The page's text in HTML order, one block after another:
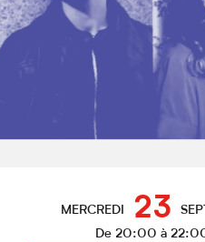
Ouverture et
MERCREDI 23
De 20:00 à